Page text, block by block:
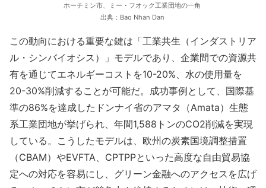
ホーチミン市、ミー・フオック工業団地の一角
出典：Bao Nhan Dan
この動向における重要な鍵は「工業共生（インダストリア
ル・シンバイオシス）」モデルであり、企業間での資源共
有を通じてエネルギーコストを10-20%、水の使用量を
20-30%削減することが可能だ。成功事例として、国際基
準の86%を達成したドンナイ省のアマタ（Amata）生態
系工業団地が挙げられ、年間1,588トンのCO2削減を実現
している。こうしたモデルは、欧州の炭素国境調整措置
（CBAM）やEVFTA、CPTPPといった高度な自由貿易協
定への対応を容易にし、グリーン金融へのアクセスを広げ